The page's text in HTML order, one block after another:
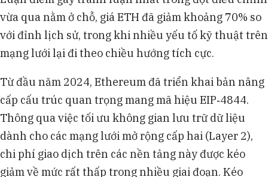
vừa qua nằm ở chỗ, giá ETH đã giảm khoảng 70% so
với đỉnh lịch sử, trong khi nhiều yếu tố kỹ thuật trên
mạng lưới lại đi theo chiều hướng tích cực.
Từ đầu năm 2024, Ethereum đã triển khai bản nâng
cấp cấu trúc quan trọng mang mã hiệu EIP‑4844.
Thông qua việc tối ưu không gian lưu trữ dữ liệu
dành cho các mạng lưới mở rộng cấp hai (Layer 2),
chi phí giao dịch trên các nền tảng này được kéo
giảm về mức rất thấp trong nhiều giai đoạn. Kéo